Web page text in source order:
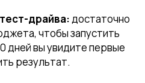
драйва:достаточно
чтобы запустить
дней вы увидите первые
результат.